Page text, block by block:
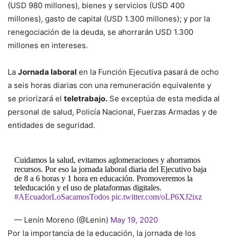
(USD 980 millones), bienes y servicios (USD 400
millones), gasto de capital (USD 1.300 millones); y por la
renegociación de la deuda, se ahorrarán USD 1.300
millones en intereses.
La Jornada laboral en la Función Ejecutiva pasará de ocho
a seis horas diarias con una remuneración equivalente y
se priorizará el teletrabajo. Se exceptúa de esta medida al
personal de salud, Policía Nacional, Fuerzas Armadas y de
entidades de seguridad.
Cuidamos la salud, evitamos aglomeraciones y ahorramos
recursos. Por eso la jornada laboral diaria del Ejecutivo baja
de 8 a 6 horas y 1 hora en educación. Promoveremos la
teleducación y el uso de plataformas digitales.
#AEcuadorLoSacamosTodos pic.twitter.com/oLP6XJ2ixz
— Lenín Moreno (@Lenin) May 19, 2020
Por la importancia de la educación, la jornada de los